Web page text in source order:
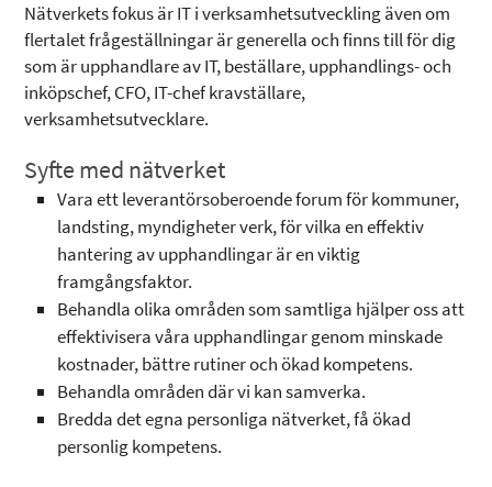
Nätverkets fokus är IT i verksamhetsutveckling även om
flertalet frågeställningar är generella och finns till för dig
som är upphandlare av IT, beställare, upphandlings- och
inköpschef, CFO, IT-chef kravställare,
verksamhetsutvecklare.
Syfte med nätverket
Vara ett leverantörsoberoende forum för kommuner,
landsting, myndigheter verk, för vilka en effektiv
hantering av upphandlingar är en viktig
framgångsfaktor.
Behandla olika områden som samtliga hjälper oss att
effektivisera våra upphandlingar genom minskade
kostnader, bättre rutiner och ökad kompetens.
Behandla områden där vi kan samverka.
Bredda det egna personliga nätverket, få ökad
personlig kompetens.